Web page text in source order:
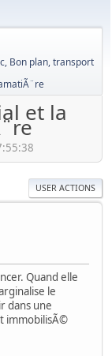
Bon plan, transport
et la
USER ACTIONS
Quand elle
le
dans une
immobilisÃ©